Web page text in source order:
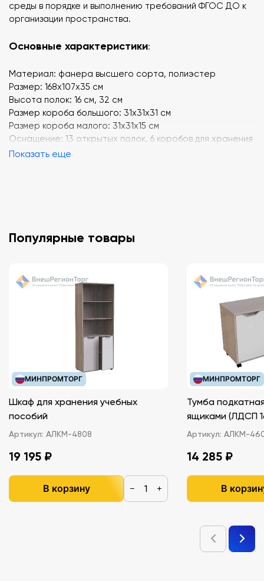
среды в порядке и выполнению требований ФГОС ДО к
организации пространства.
Основные характеристики:
Материал: фанера высшего сорта, полиэстер
Размер: 168х107х35 см
Высота полок: 16 см, 32 см
Размер короба большого: 31х31x31 см
Размер короба малого: 31x31x15 см
Оснащение: 13 открытых полок, 6 коробов для хранения
Показать еще
Популярные товары
МИНПРОМТОРГ
Шкаф для хранения учебных
пособий
Артикул: АЛКМ-4808
19 195 ₽
В корзину − +
МИНПРОМТОРГ
Тумба
ящиками
Артикул: АЛКМ-
14 285 ₽
В